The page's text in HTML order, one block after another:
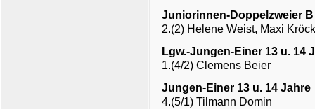
Juniorinnen-Doppelzweier B
2.(2) Helene Weist, Maxi
Lgw.-Jungen-Einer 13 u. 14
1.(4/2) Clemens Beier
Jungen-Einer 13 u. 14 Jahre
4.(5/1) Tilmann Domin